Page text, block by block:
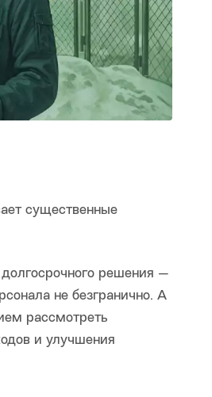
существенные
решения —
не безгранично. А
рассмотреть
и улучшения